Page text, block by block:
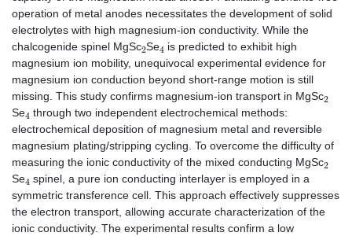
operation of metal anodes necessitates the development of solid
electrolytes with high magnesium-ion conductivity. While the
chalcogenide spinel MgSc2Se4is predicted to exhibit high
magnesium ion mobility, unequivocal experimental evidence for
magnesium ion conduction beyond short-range motion is still
missing. This study confirms magnesium-ion transport in MgSc
Se4through two independent electrochemical methods:
electrochemical deposition of magnesium metal and reversible
magnesium plating/stripping cycling. To overcome the difficulty of
measuring the ionic conductivity of the mixed conducting MgSc2
Se4spinel, a pure ion conducting interlayer is employed in a
symmetric transference cell. This approach effectively suppresses
the electron transport, allowing accurate characterization of the
ionic conductivity. The experimental results confirm a low